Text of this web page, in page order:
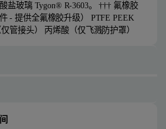
盐玻璃 Tygon® R-3603。 ††† 氟橡胶
- 提供全氟橡胶升级） PTFE PEEK
管接头） 丙烯酸（仅飞溅防护罩）